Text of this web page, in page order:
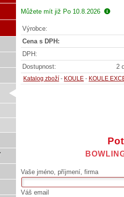
Můžete mít již Po 10.8.2026
Výrobce:
Cena s DPH:
DPH:
Dostupnost:
2
Katalog zboží - KOULE - KOULE
Vaše jméno, příjmení, firma
Váš email